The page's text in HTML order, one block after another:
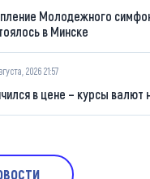
Молодежного
в Минске
2026 21:57
в цене – курсы валют